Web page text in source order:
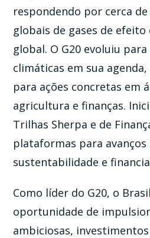
respondendo por cerca de
globais de gases de efeito
global. O G20 evoluiu
climáticas em sua
para ações concretas em
agricultura e finanças.
Trilhas Sherpa e de
plataformas para
sustentabilidade e
Como líder do G20, o
oportunidade de
ambiciosas,